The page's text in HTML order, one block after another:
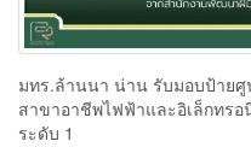
มทร.ล้านนา น่าน รับมอบป้าย
สาขาอาชีพไฟฟ้าและอิเล็กทร
ระดับ 1